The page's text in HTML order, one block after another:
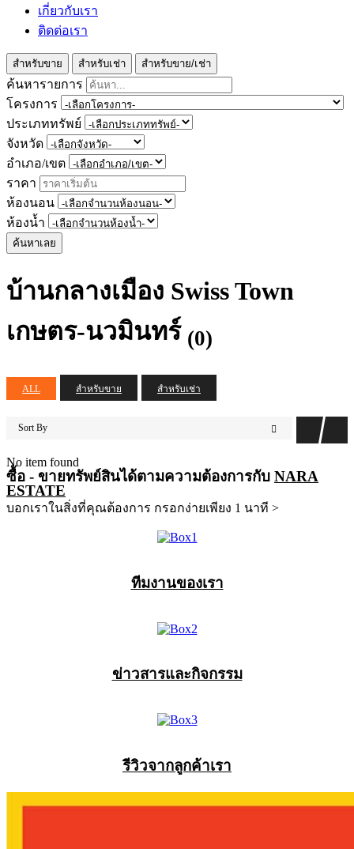
เกี่ยวกับเรา
ติดต่อเรา
สำหรับขาย สำหรับเช่า สำหรับขาย/เช่า
ค้นหารายการ
โครงการ
ประเภททรัพย์
จังหวัด
อำเภอ/เขต
ราคา
ห้องนอน
ห้องน้ำ
ค้นหาเลย
บ้านกลางเมือง Swiss Town
เกษตร-นวมินทร์ (0)
ALL สำหรับขาย สำหรับเช่า
Sort By
No item found
ซื้อ - ขายทรัพย์สินได้ตามความต้องการกับ NARA
ESTATE
บอกเราในสิ่งที่คุณต้องการ กรอกง่ายเพียง 1 นาที >
ทีมงานของเรา
ข่าวสารและกิจกรรม
รีวิวจากลูกค้าเรา